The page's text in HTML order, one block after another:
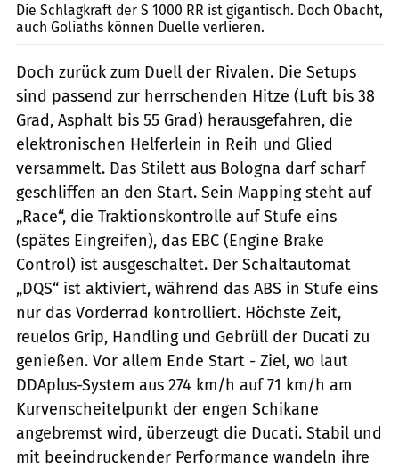
Die Schlagkraft der S 1000 RR ist gigantisch. Doch Obacht,
auch Goliaths können Duelle verlieren.
Doch zurück zum Duell der Rivalen. Die Setups
sind passend zur herrschenden Hitze (Luft bis 38
Grad, Asphalt bis 55 Grad) herausgefahren, die
elektronischen Helferlein in Reih und Glied
versammelt. Das Stilett aus Bologna darf scharf
geschliffen an den Start. Sein Mapping steht auf
„Race“, die Traktionskontrolle auf Stufe eins
(spätes Eingreifen), das EBC (Engine Brake
Control) ist ausgeschaltet. Der Schaltautomat
„DQS“ ist aktiviert, während das ABS in Stufe eins
nur das Vorderrad kontrolliert. Höchste Zeit,
reuelos Grip, Handling und Gebrüll der Ducati zu
genießen. Vor allem Ende Start - Ziel, wo laut
DDAplus-System aus 274 km/h auf 71 km/h am
Kurvenscheitelpunkt der engen Schikane
angebremst wird, überzeugt die Ducati. Stabil und
mit beeindruckender Performance wandeln ihre